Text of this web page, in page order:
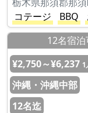
コテージ
BBQ
12名宿
¥2,750～¥6,237 1
沖縄・沖縄中部
12名迄